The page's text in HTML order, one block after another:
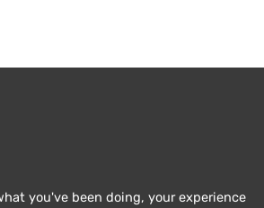
you've been doing, your experience